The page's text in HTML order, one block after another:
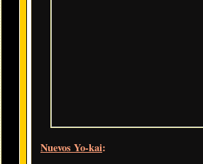
Nuevos Yo-kai: